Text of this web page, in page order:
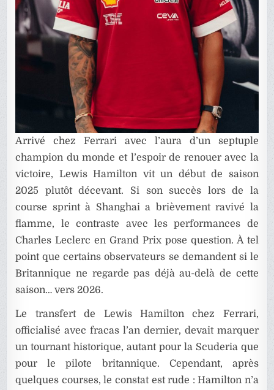
Arrivé chez Ferrari avec l’aura d’un septuple
champion du monde et l’espoir de renouer avec la
victoire, Lewis Hamilton vit un début de saison
2025 plutôt décevant. Si son succès lors de la
course sprint à Shanghai a brièvement ravivé la
flamme, le contraste avec les performances de
Charles Leclerc en Grand Prix pose question. À tel
point que certains observateurs se demandent si le
Britannique ne regarde pas déjà au-delà de cette
saison… vers 2026.
Le transfert de Lewis Hamilton chez Ferrari,
officialisé avec fracas l’an dernier, devait marquer
un tournant historique, autant pour la Scuderia que
pour le pilote britannique. Cependant, après
quelques courses, le constat est rude : Hamilton n’a